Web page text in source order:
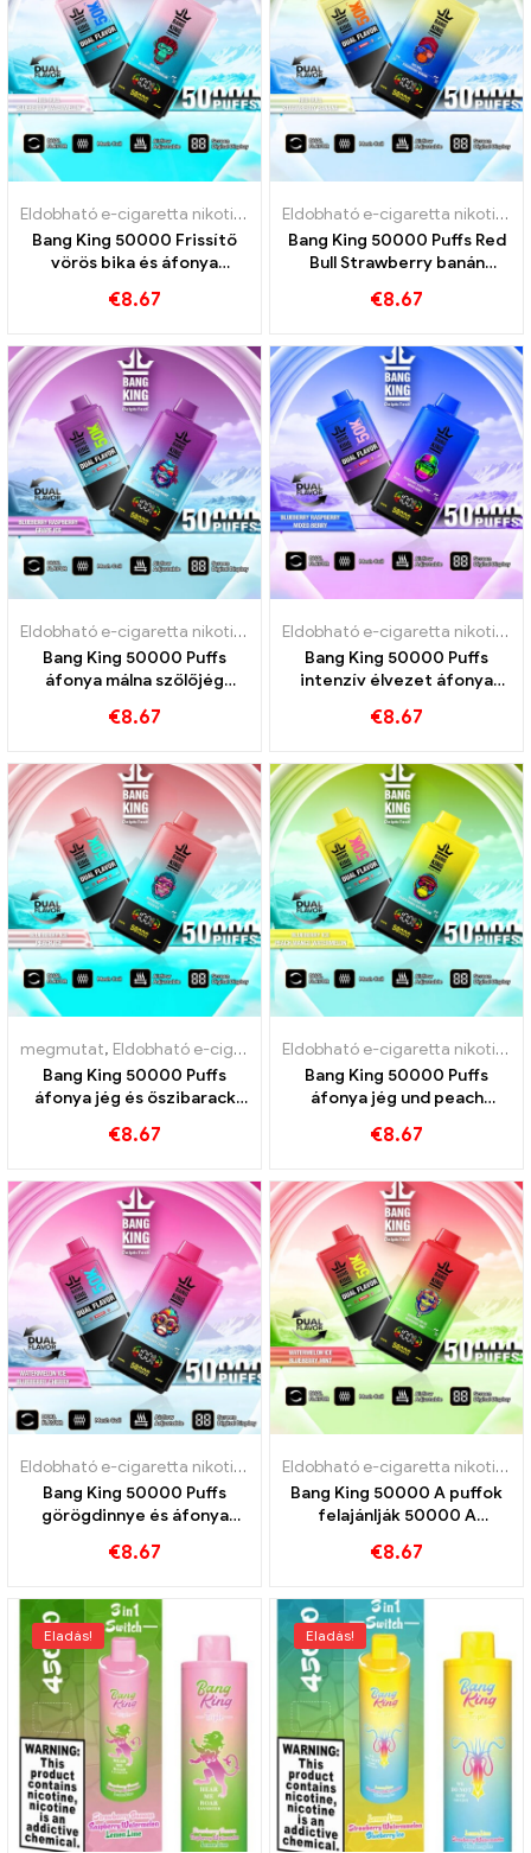
Eldobható e-cigaretta nikotinnal Eldobható e-cigaretta,
Bang King 50000 Frissítő
vörös bika és áfonya
€8.67
Eldobható e-cigaretta nikotinnal
Bang King 50000 Puffs Red
Bull Strawberry banán
€8.67
Eldobható e-cigaretta nikotinnal Eldobható e-cigaretta,
Bang King 50000 Puffs
áfonya málna szőlőjég
€8.67
Eldobható e-cigaretta nikotinnal
Bang King 50000 Puffs
intenzív élvezet áfonya
€8.67
megmutat, Eldobható e-cigaretta nikotinnal ,Eldobható e-
Bang King 50000 Puffs
áfonya jég és őszibarack
€8.67
Eldobható e-cigaretta nikotinnal
Bang King 50000 Puffs
áfonya jég und peach
€8.67
Eldobható e-cigaretta nikotinnal Eldobható e-cigaretta,
Bang King 50000 Puffs
görögdinnye és áfonya
hosszú szolgálati élettartam
€8.67
Eldobható e-cigaretta nikotinnal
Bang King 50000 A puffok
felajánlják 50000 A
áfonya menta vonatokat
€8.67
Eladás! Eladás!